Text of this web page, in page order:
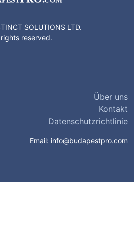
SOLUTIONS LTD.
rights reserved.
Über uns
Kontakt
Datenschutzrichtlinie
Email: info@budapestpro.com